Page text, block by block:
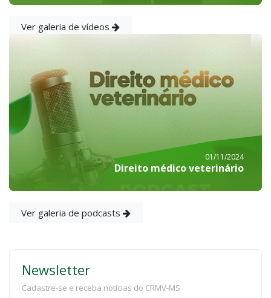
Ver galeria de vídeos
01/11/2024
Direito médico veterinário
Ver galeria de podcasts
Newsletter
Cadastre-se e receba notícias do CRMV-MS